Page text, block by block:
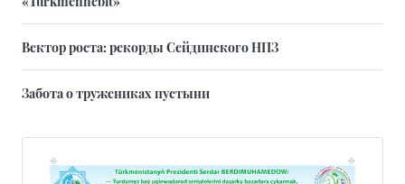
Вектор роста: рекорды Сейдинского НПЗ
Забота о тружениках пустыни